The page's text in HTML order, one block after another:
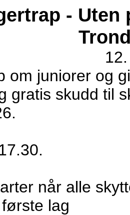
- Uten
om juniorer og
gratis skudd til
når alle
lag